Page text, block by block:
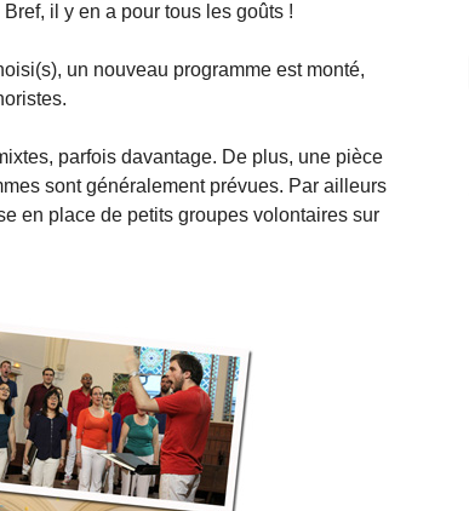
il y en a pour tous les goûts !
un nouveau programme est monté,
parfois davantage. De plus, une pièce
sont généralement prévues. Par ailleurs
en place de petits groupes volontaires sur